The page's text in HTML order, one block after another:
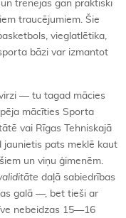
trenējas gan praktiski
traucējumiem. Šie
vieglatlētika,
bāzi var izmantot
— tu tagad mācies
mācīties Sporta
vai Rīgas Tehniskajā
jaunietis pats meklē kaut
un viņu ģimenēm.
daļā sabiedrības
galā —, bet tieši ar
nebeidzas 15—16